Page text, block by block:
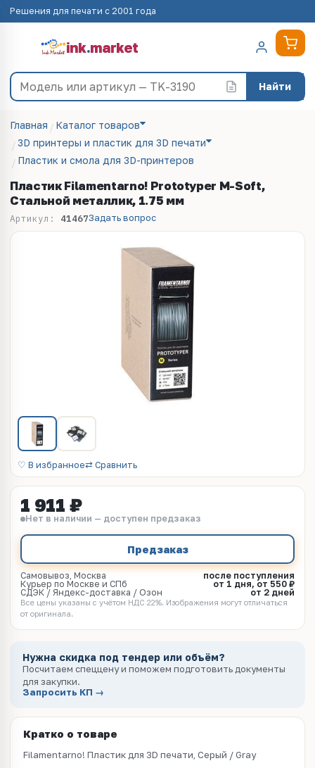
Решения для печати с 2001 года
ink.market
Найти
Главная
Каталог товаров
3D принтеры и пластик для 3D печати
Пластик и смола для 3D-принтеров
Пластик Filamentarno! Prototyper M-Soft,
Стальной металлик, 1.75 мм
Артикул: 41467Задать вопрос
♡ В избранное⇄ Сравнить
1 911 ₽
Нет в наличии — доступен предзаказ
Предзаказ
Самовывоз, Москва
после поступления
Курьер по Москве и СПб
от 1 дня, от 550 ₽
СДЭК / Яндекс-доставка / Озон
от 2 дней
Все цены указаны с учётом НДС 22%. Изображения могут отличаться
от оригинала.
Нужна скидка под тендер или объём?
Посчитаем спеццену и поможем подготовить документы
для закупки.
Запросить КП →
Кратко о товаре
Filamentarno! Пластик для 3D печати, Серый / Gray